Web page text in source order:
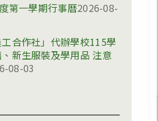
第一學期行事曆2026-08-
工合作社」代辦學校115學
新生服裝及學用品 注意
08-03